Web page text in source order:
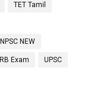
TET Tamil
NEW
Exam UPSC